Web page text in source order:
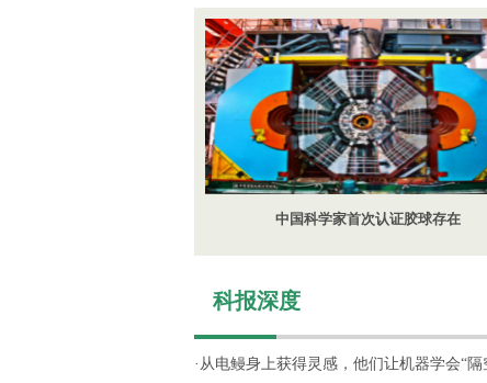
中国科学家首次认证胶球存在
科报深度
· 从电鳗身上获得灵感，他们让机器学会“隔